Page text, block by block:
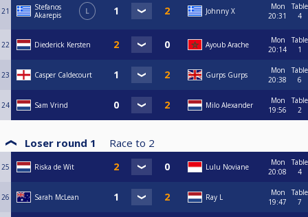
21
Stefanos
Akarepis
L Johnny X
Mon
20:31
Table
4
22 Diederick Kersten Ayoub Arache
Mon
20:14
Table
1
23 Casper Caldecourt Gurps Gurps
Mon
20:38
Table
6
24 Sam Vrind Milo Alexander
Mon
19:56
Table
2
Loser round 1 Race to 2
25 Riska de Wit Lulu Noviane
Mon
20:08
Table
4
26 Sarah McLean Ray L
Mon
19:47
Table
7